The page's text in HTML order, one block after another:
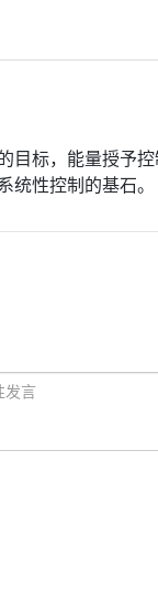
目标，能量授予
统性控制的基石。